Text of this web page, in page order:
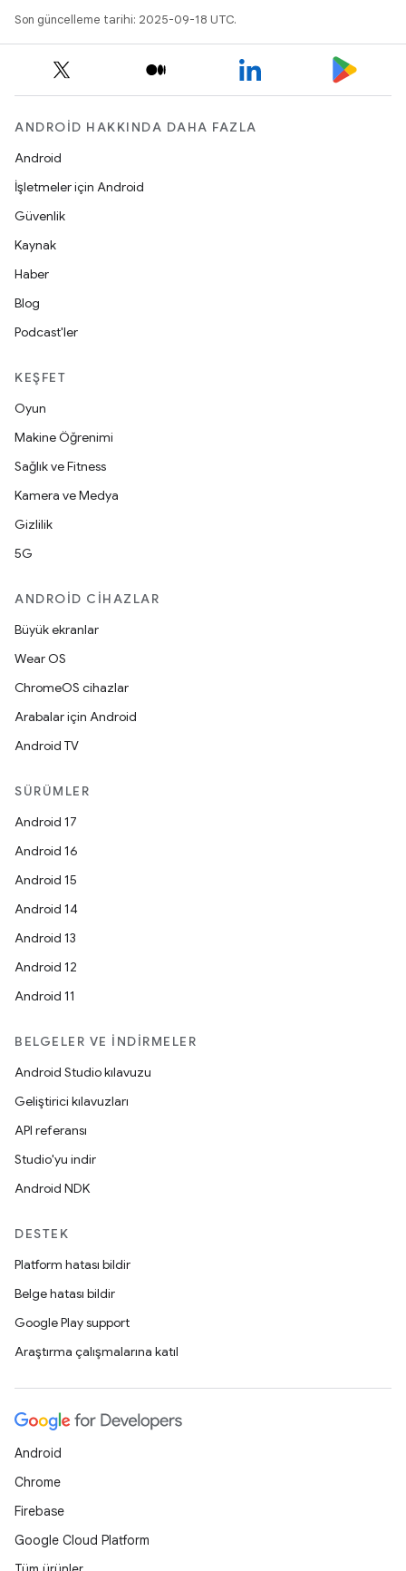
Son güncelleme tarihi: 2025-09-18 UTC.
ANDROID HAKKINDA DAHA FAZLA
Android
İşletmeler için Android
Güvenlik
Kaynak
Haber
Blog
Podcast'ler
KEŞFET
Oyun
Makine Öğrenimi
Sağlık ve Fitness
Kamera ve Medya
Gizlilik
5G
ANDROID CIHAZLAR
Büyük ekranlar
Wear OS
ChromeOS cihazlar
Arabalar için Android
Android TV
SÜRÜMLER
Android 17
Android 16
Android 15
Android 14
Android 13
Android 12
Android 11
BELGELER VE İNDIRMELER
Android Studio kılavuzu
Geliştirici kılavuzları
API referansı
Studio'yu indir
Android NDK
DESTEK
Platform hatası bildir
Belge hatası bildir
Google Play support
Araştırma çalışmalarına katıl
Android
Chrome
Firebase
Google Cloud Platform